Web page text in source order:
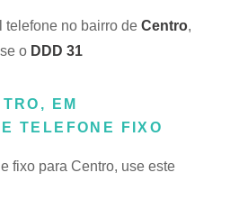
telefone no bairro de Centro,
o DDD 31
EM
TELEFONE FIXO
fixo para Centro, use este